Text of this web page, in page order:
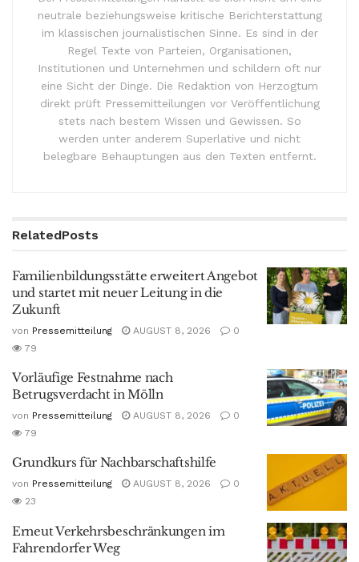
neutrale beziehungsweise kritische Berichterstattung
im klassischen journalistischen Sinne. Es sind in der
Regel Texte von Parteien, Organisationen,
Institutionen und Unternehmen und schildern oft nur
eine Sicht der Dinge. Die Redaktion von Herzogtum
direkt prüft Pressemitteilungen vor Veröffentlichung
stets nach bestem Wissen und Gewissen. So
werden unter anderem Superlative und nicht
belegbare Behauptungen aus den Texten entfernt.
RelatedPosts
Familienbildungsstätte erweitert Angebot
und startet mit neuer Leitung in die
Zukunft
von Pressemitteilung AUGUST 8, 2026
0
79
Vorläufige Festnahme nach
Betrugsverdacht in Mölln
von Pressemitteilung AUGUST 8, 2026
0
79
Grundkurs für Nachbarschaftshilfe
von Pressemitteilung AUGUST 8, 2026
0
23
Erneut Verkehrsbeschränkungen im
Fahrendorfer Weg